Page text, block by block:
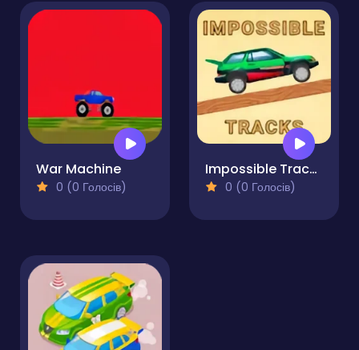
War Machine
0 (0 Голосів)
Impossible Tracks 2D
0 (0 Голосів)